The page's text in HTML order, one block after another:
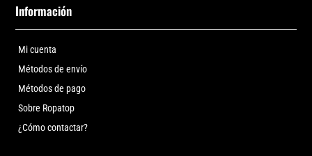
Información
Mi cuenta
Métodos de envío
Métodos de pago
Sobre Ropatop
¿Cómo contactar?